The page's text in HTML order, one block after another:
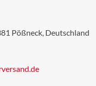
Pößneck, Deutschland